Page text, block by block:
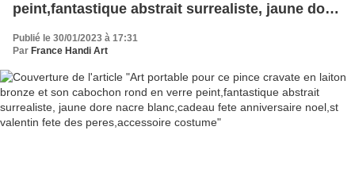
peint,fantastique abstrait surrealiste, jaune dore
valentin fete des peres,accessoire costume
Publié le 30/01/2023 à 17:31
Par France Handi Art